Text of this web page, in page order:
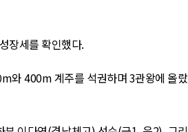
장세를 확인했다.
와400m계주를 석권하며3관왕에 올